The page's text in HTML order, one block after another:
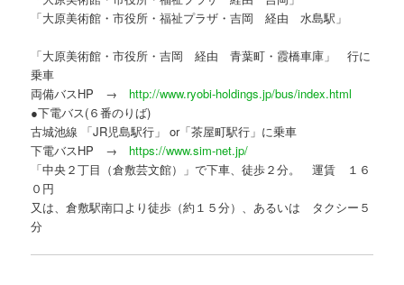
「大原美術館・市役所・福祉プラザ・吉岡 経由 水島駅」
「大原美術館・市役所・吉岡 経由 青葉町・霞橋車庫」 行に
乗車
両備バスHP → http://www.ryobi-holdings.jp/bus/index.html
●下電バス(６番のりば)
古城池線 「JR児島駅行」 or「茶屋町駅行」に乗車
下電バスHP → https://www.sim-net.jp/
「中央２丁目（倉敷芸文館）」で下車、徒歩２分。 運賃 １６
０円
又は、倉敷駅南口より徒歩（約１５分）、あるいは タクシー５
分